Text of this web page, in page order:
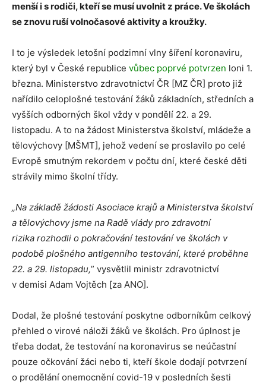
menší i s rodiči, kteří se musí uvolnit z práce. Ve školách
se znovu ruší volnočasové aktivity a kroužky.
I to je výsledek letošní podzimní vlny šíření koronaviru,
který byl v České republice vůbec poprvé potvrzen loni 1.
března. Ministerstvo zdravotnictví ČR [MZ ČR] proto již
nařídilo celoplošné testování žáků základních, středních a
vyšších odborných škol vždy v pondělí 22. a 29.
listopadu. A to na žádost Ministerstva školství, mládeže a
tělovýchovy [MŠMT], jehož vedení se proslavilo po celé
Evropě smutným rekordem v počtu dní, které české děti
strávily mimo školní třídy.
„Na základě žádosti Asociace krajů a Ministerstva školství
a tělovýchovy jsme na Radě vlády pro zdravotní
rizika rozhodli o pokračování testování ve školách v
podobě plošného antigenního testování, které proběhne
22. a 29. listopadu,” vysvětlil ministr zdravotnictví
v demisi Adam Vojtěch [za ANO].
Dodal, že plošné testování poskytne odborníkům celkový
přehled o virové náloži žáků ve školách. Pro úplnost je
třeba dodat, že testování na koronavirus se neúčastní
pouze očkování žáci nebo ti, kteří škole dodají potvrzení
o prodělání onemocnění covid-19 v posledních šesti